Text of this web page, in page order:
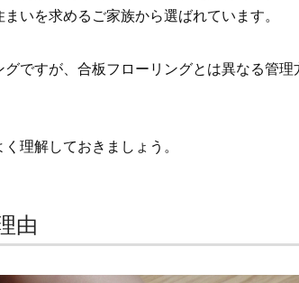
いを求めるご家族から選ばれています。
ですが、合板フローリングとは異なる管
理解しておきましょう。
由